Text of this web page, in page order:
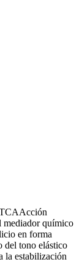
mediador químico
en forma
del tono elástico
la estabilización